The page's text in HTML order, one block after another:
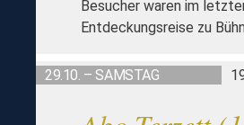
Besucher waren im
Entdeckungsreise zu
29.10. – SAMSTAG